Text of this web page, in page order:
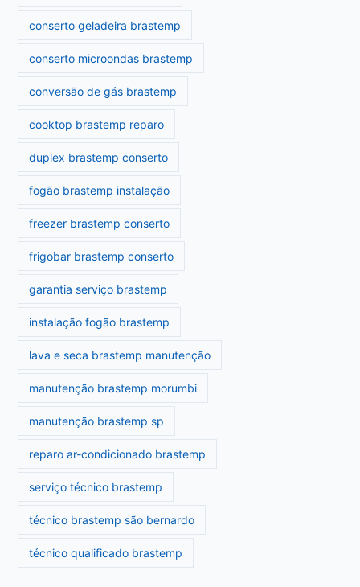
conserto geladeira brastemp
conserto microondas brastemp
conversão de gás brastemp
cooktop brastemp reparo
duplex brastemp conserto
fogão brastemp instalação
freezer brastemp conserto
frigobar brastemp conserto
garantia serviço brastemp
instalação fogão brastemp
lava e seca brastemp manutenção
manutenção brastemp morumbi
manutenção brastemp sp
reparo ar-condicionado brastemp
serviço técnico brastemp
técnico brastemp são bernardo
técnico qualificado brastemp